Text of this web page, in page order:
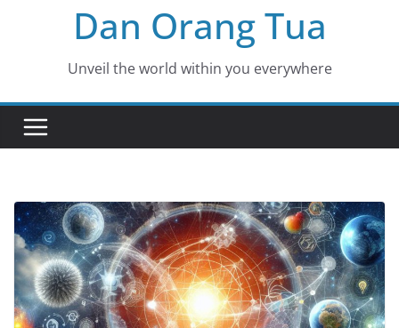
Dan Orang Tua
Unveil the world within you everywhere